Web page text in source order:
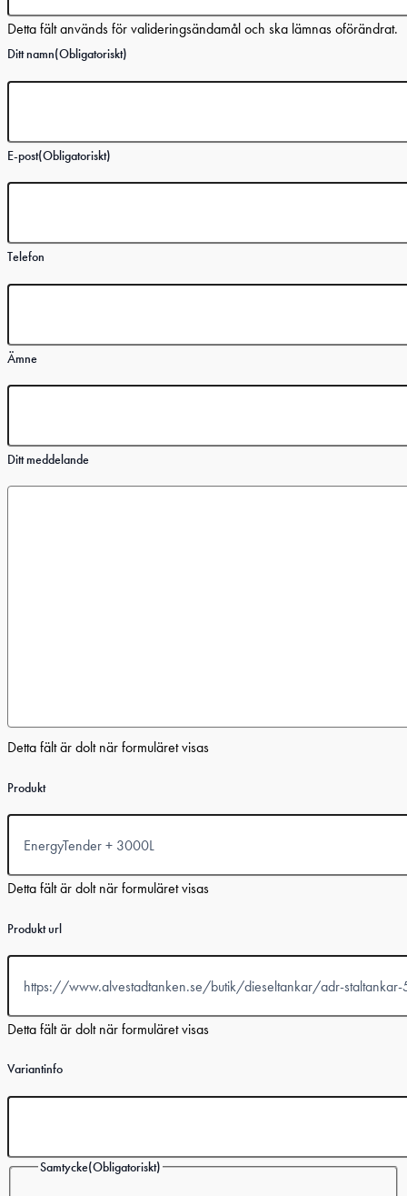
Detta fält används för valideringsändamål och ska lämnas oförändrat.
Ditt namn(Obligatoriskt)
E-post(Obligatoriskt)
Telefon
Ämne
Ditt meddelande
Detta fält är dolt när formuläret visas
Produkt
Detta fält är dolt när formuläret visas
Produkt url
Detta fält är dolt när formuläret visas
Variantinfo
Samtycke(Obligatoriskt)